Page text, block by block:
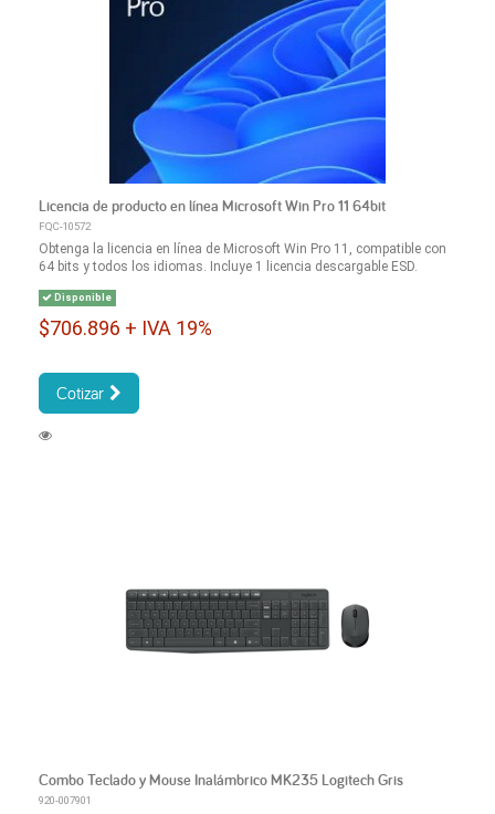
Licencia de producto en línea Microsoft Win Pro 11 64bit
FQC-10572
Obtenga la licencia en línea de Microsoft Win Pro 11, compatible con
64 bits y todos los idiomas. Incluye 1 licencia descargable ESD.
Disponible
$706.896 + IVA 19%
Cotizar
Combo Teclado y Mouse Inalámbrico MK235 Logitech Gris
920-007901